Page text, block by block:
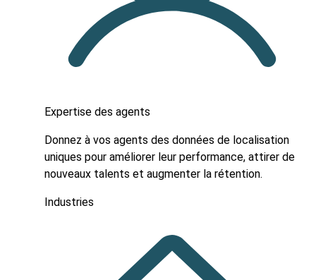
Expertise des agents
Donnez à vos agents des données de localisation
uniques pour améliorer leur performance, attirer de
nouveaux talents et augmenter la rétention.
Industries